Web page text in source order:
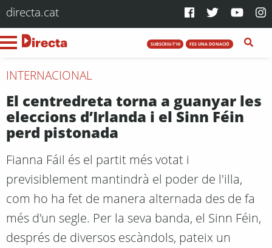
directa.cat
SUBSCRIU-T'HI FES UNA DONACIÓ
INTERNACIONAL
El centredreta torna a guanyar les
eleccions d’Irlanda i el Sinn Féin
perd pistonada
Fianna Fáil és el partit més votat i
previsiblement mantindrà el poder de l'illa,
com ho ha fet de manera alternada des de fa
més d'un segle. Per la seva banda, el Sinn Féin,
després de diversos escàndols, pateix un